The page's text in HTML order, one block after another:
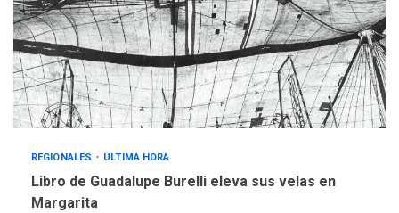
3
operativa con flota
vehicular de 60 unidades
adquiridas en un año de
gestión
4
REGIONALES ÚLTIMA HORA
«Juan Bautista Arismendi» a
la altura de Macho Muerto
REGIONALES ÚLTIMA HORA
Libro de Guadalupe Burelli eleva sus velas en
Margarita